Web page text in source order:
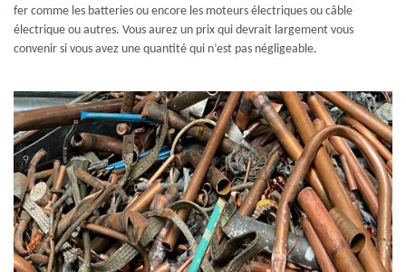
fer comme les batteries ou encore les moteurs électriques ou câble
électrique ou autres. Vous aurez un prix qui devrait largement vous
convenir si vous avez une quantité qui n’est pas négligeable.